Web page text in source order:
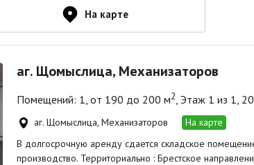
На карте
аг. Щомыслица, Механизаторов
Помещений: 1, от 190 до 200 м2, Этаж 1 из 1,
аг. Щомыслица, Механизаторов
На карте
В долгосрочную аренду сдается складское
производство. Территориально : Брестское